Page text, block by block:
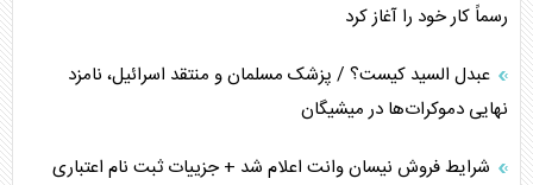
همسویی عربستان با سنتکام علیه متحدان ایران
ترامپ و توهم خلع سلاح حماس
رسماً کار خود را آغاز کرد
عبدل السید کیست؟ / پزشک مسلمان و منتقد اسرائیل، نامزد
نهایی دموکرات‌ها در میشیگان
شرایط فروش نیسان وانت اعلام شد + جزییات ثبت نام اعتباری